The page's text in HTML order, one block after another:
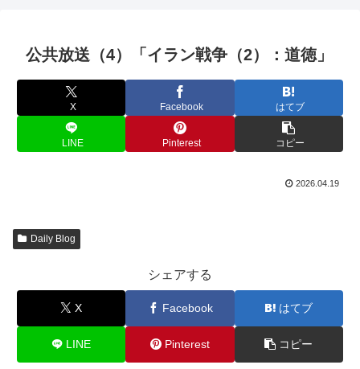
公共放送（4）「イラン戦争（2）：道徳」
X Facebook はてブ
LINE Pinterest コピー
2026.04.19
Daily Blog
シェアする
X Facebook はてブ
LINE Pinterest コピー